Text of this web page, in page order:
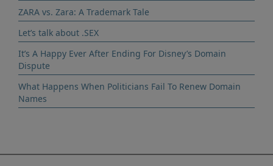
ZARA vs. Zara: A Trademark Tale
Let’s talk about .SEX
It’s A Happy Ever After Ending For Disney’s Domain
Dispute
What Happens When Politicians Fail To Renew Domain
Names